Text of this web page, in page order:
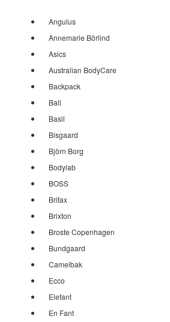
Angulus
Annemarie Börlind
Asics
Australian BodyCare
Backpack
Ball
Basil
Bisgaard
Björn Borg
Bodylab
BOSS
Britax
Brixton
Broste Copenhagen
Bundgaard
Camelbak
Ecco
Elefant
En Fant